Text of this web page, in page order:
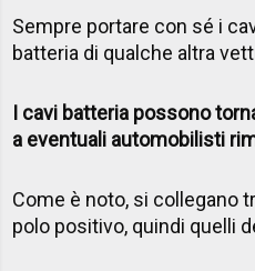
Sempre portare con sé i
batteria di qualche altra
I cavi batteria possono
a eventuali automobilisti
Come è noto, si collegano
polo positivo, quindi quelli